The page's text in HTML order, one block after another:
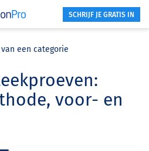
SCHRIJF JE GRATIS IN
een categorie
voor- en